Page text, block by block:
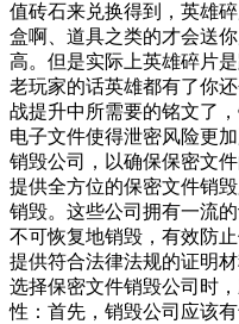
值砖石来兑换得到，英雄
盒啊、道具之类的才会送
高。但是实际上英雄碎片
老玩家的话英雄都有了你
战提升中所需要的铭文了
电子文件使得泄密风险更
销毁公司，以确保保密文
提供全方位的保密文件销
销毁。这些公司拥有一流
不可恢复地销毁，有效防
提供符合法律法规的证明
选择保密文件销毁公司时
性：首先，销毁公司应该